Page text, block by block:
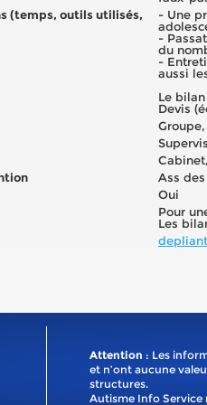
(temps, outils utilisés,
- Une
-
du
-
aussi
Le
Devis
Ass
Oui
Pour
Les
Attention : Les
et n’ont aucune
structures.
Autisme Info Service